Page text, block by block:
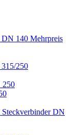
Mehrpreis
250
Steckverbinder DN